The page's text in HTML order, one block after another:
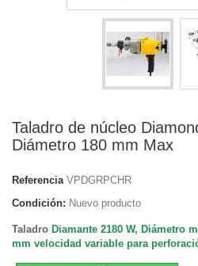
Taladro de núcleo
Diámetro 180 mm Max
Referencia VPDGRPCHR
Condición: Nuevo producto
Taladro Diamante 2180 W, Diámetro
mm velocidad variable para